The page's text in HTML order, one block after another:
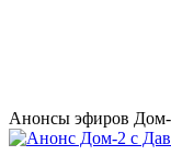
Анонсы эфиров